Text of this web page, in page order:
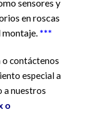
sensores y
en roscas
montaje. ***
contáctenos
especial a
a nuestros
o